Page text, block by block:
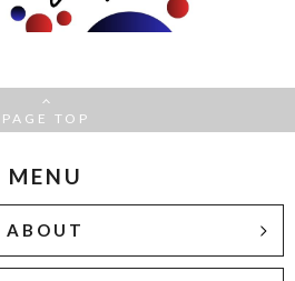
PAGE TOP
MENU
ABOUT